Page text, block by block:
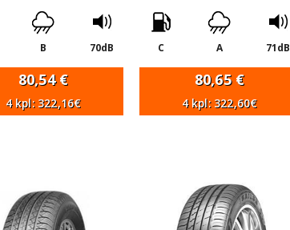
B 70dB
80,54€
4 kpl: 322,16€
C A 71dB
80,65 €
4 kpl: 322,60€